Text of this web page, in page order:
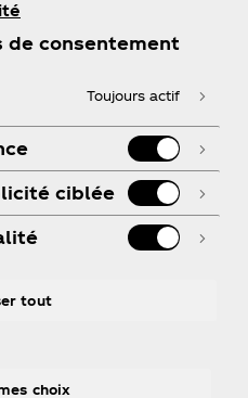
de consentement
Toujours actif
ciblée
tout
choix